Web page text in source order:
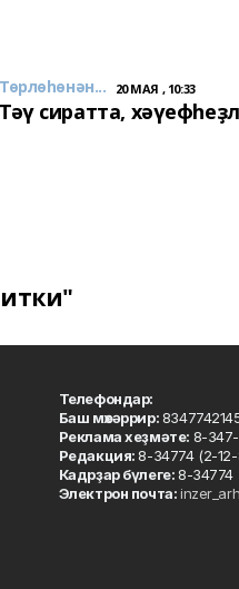
Төрлөһөнән... 20 МАЯ , 10:33
Тәү сиратта,
Телефондар:
Баш мөхәррир:
Реклама хеҙмәте: 8-
Редакция:8-34774 (2-
Кадрҙар бүлеге:8-34774
Электрон почта: